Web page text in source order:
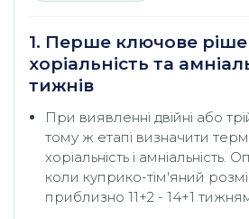
1. Перше ключове
хоріальність та
тижнів
При виявленні двійні або
тому ж етапі визначити
хоріальність і амніальність.
коли куприко-тім'яний
приблизно 11+2 - 14+1